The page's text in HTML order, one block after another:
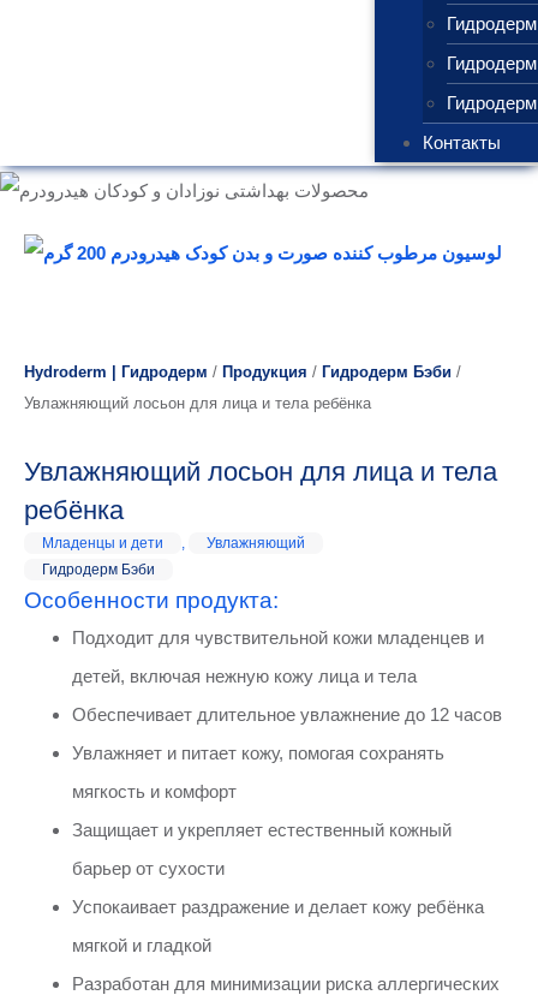
Контакты
Hydroderm | Гидродерм / Продукция / Гидродерм Бэби /
Увлажняющий лосьон для лица и тела ребёнка
Увлажняющий лосьон для лица и тела
ребёнка
Младенцы и дети ,
Увлажняющий
Гидродерм Бэби
Особенности продукта:
Подходит для чувствительной кожи младенцев и
детей, включая нежную кожу лица и тела
Обеспечивает длительное увлажнение до 12 часов
Увлажняет и питает кожу, помогая сохранять
мягкость и комфорт
Защищает и укрепляет естественный кожный
барьер от сухости
Успокаивает раздражение и делает кожу ребёнка
мягкой и гладкой
Разработан для минимизации риска аллергических